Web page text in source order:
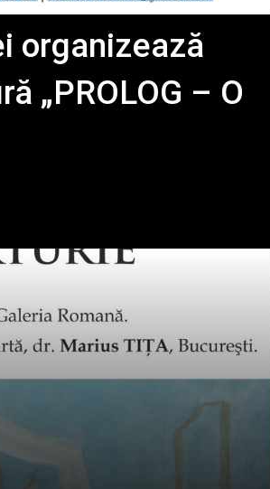
organizează
„PROLOG – O